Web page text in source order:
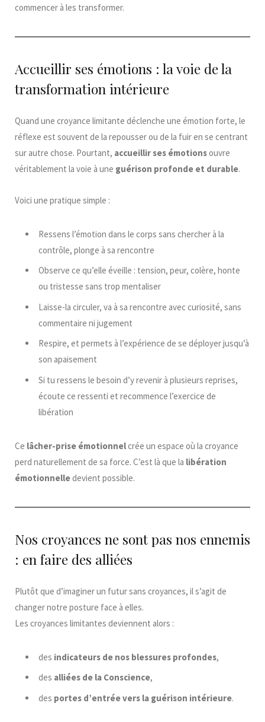
commencer à les transformer.
Accueillir ses émotions : la voie de la
transformation intérieure
Quand une croyance limitante déclenche une émotion forte, le
réflexe est souvent de la repousser ou de la fuir en se centrant
sur autre chose. Pourtant, accueillir ses émotionsouvre
véritablement la voie à une guérison profonde et durable.
Voici une pratique simple :
Ressens l’émotion dans le corps sans chercher à la
contrôle, plonge à sa rencontre
Observe ce qu’elle éveille : tension, peur, colère, honte
ou tristesse sans trop mentaliser
Laisse-la circuler, va à sa rencontre avec curiosité, sans
commentaire ni jugement
Respire, et permets à l’expérience de se déployer jusqu’à
son apaisement
Si tu ressens le besoin d’y revenir à plusieurs reprises,
écoute ce ressenti et recommence l’exercice de
libération
Ce lâcher-prise émotionnelcrée un espace où la croyance
perd naturellement de sa force. C’est là que la libération
émotionnelledevient possible.
Nos croyances ne sont pas nos ennemis
: en faire des alliées
Plutôt que d’imaginer un futur sans croyances, il s’agit de
changer notre posture face à elles.
Les croyances limitantes deviennent alors :
des indicateurs de nos blessures profondes,
des alliées de la Conscience,
des portes d’entrée vers la guérison intérieure.